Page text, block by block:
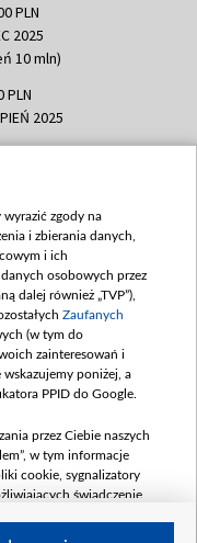
PLN
2025
10 mln)
PLN
2025
PLN
350
PLN
2025
PLN
(wpłata
8
PLN
wyrazić zgody na
i zbierania danych,
i ich
osobowych przez
dalej również „TVP”),
Zaufanych
(w tym do
zainteresowań i
poniżej, a
PPID do Google.
przez Ciebie naszych
w tym informacje
cookie, sygnalizatory
świadczenie